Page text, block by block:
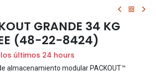
GRANDE 34 KG
(48-22-8424)
últimos 24 hours
almacenamiento modular PACKOUT™